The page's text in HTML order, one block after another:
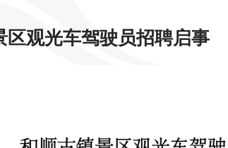
区观光车驾驶员招聘启事